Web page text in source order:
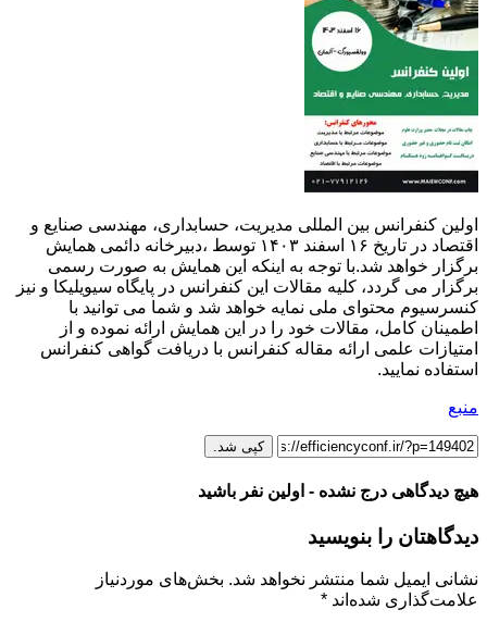
اولین کنفرانس بین المللی مدیریت، حسابداری، مهندسی صنایع و
اقتصاد در تاریخ ۱۶ اسفند ۱۴۰۳ توسط ،دبیرخانه دائمی همایش
برگزار خواهد شد.با توجه به اینکه این همایش به صورت رسمی
برگزار می گردد، کلیه مقالات این کنفرانس در پایگاه سیویلیکا و نیز
کنسرسیوم محتوای ملی نمایه خواهد شد و شما می توانید با
اطمینان کامل، مقالات خود را در این همایش ارائه نموده و از
امتیازات علمی ارائه مقاله کنفرانس با دریافت گواهی کنفرانس
استفاده نمایید.
منبع
کپی شد.
هیچ دیدگاهی درج نشده - اولین نفر باشید
دیدگاهتان را بنویسید
نشانی ایمیل شما منتشر نخواهد شد. بخش‌های موردنیاز
علامت‌گذاری شده‌اند *